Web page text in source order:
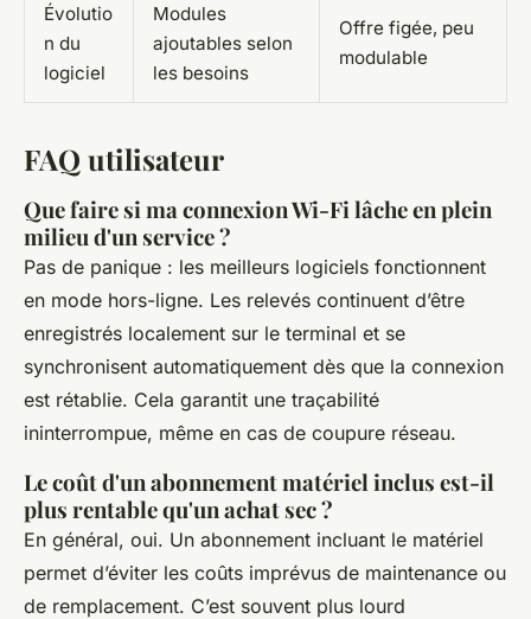
Évolutio
n du
logiciel
Modules
ajoutables selon
les besoins
Offre figée, peu
modulable
FAQ utilisateur
Que faire si ma connexion Wi-Fi lâche en plein
milieu d'un service ?
Pas de panique : les meilleurs logiciels fonctionnent
en mode hors-ligne. Les relevés continuent d’être
enregistrés localement sur le terminal et se
synchronisent automatiquement dès que la connexion
est rétablie. Cela garantit une traçabilité
ininterrompue, même en cas de coupure réseau.
Le coût d'un abonnement matériel inclus est-il
plus rentable qu'un achat sec ?
En général, oui. Un abonnement incluant le matériel
permet d’éviter les coûts imprévus de maintenance ou
de remplacement. C’est souvent plus lourd